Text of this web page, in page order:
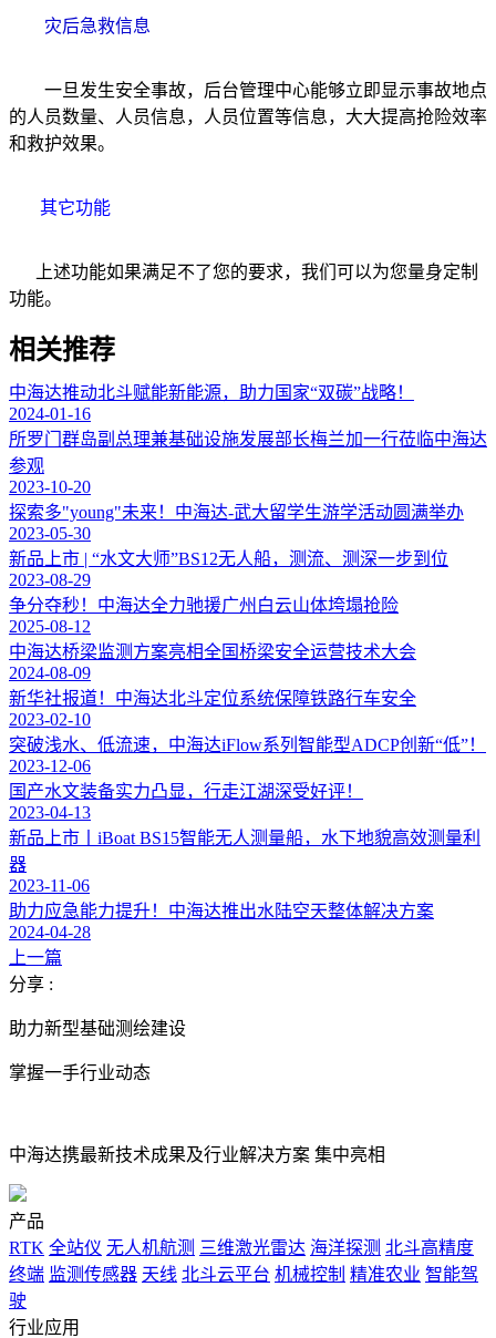
灾后急救信息
一旦发生安全事故，后台管理中心能够立即显示事故地点
的人员数量、人员信息，人员位置等信息，大大提高抢险效率
和救护效果。
其它功能
上述功能如果满足不了您的要求，我们可以为您量身定制
功能。
相关推荐
中海达推动北斗赋能新能源，助力国家“双碳”战略！
2024-01-16
所罗门群岛副总理兼基础设施发展部长梅兰加一行莅临中海达
参观
2023-10-20
探索多"young"未来！中海达-武大留学生游学活动圆满举办
2023-05-30
新品上市 | “水文大师”BS12无人船，测流、测深一步到位
2023-08-29
争分夺秒！中海达全力驰援广州白云山体垮塌抢险
2025-08-12
中海达桥梁监测方案亮相全国桥梁安全运营技术大会
2024-08-09
新华社报道！中海达北斗定位系统保障铁路行车安全
2023-02-10
突破浅水、低流速，中海达iFlow系列智能型ADCP创新“低”！
2023-12-06
国产水文装备实力凸显，行走江湖深受好评！
2023-04-13
新品上市丨iBoat BS15智能无人测量船，水下地貌高效测量利
器
2023-11-06
助力应急能力提升！中海达推出水陆空天整体解决方案
2024-04-28
上一篇
分享 :
助力新型基础测绘建设
掌握一手行业动态
中海达携最新技术成果及行业解决方案 集中亮相
产品
RTK 全站仪 无人机航测 三维激光雷达 海洋探测 北斗高精度
终端 监测传感器 天线 北斗云平台 机械控制 精准农业 智能驾
驶
行业应用